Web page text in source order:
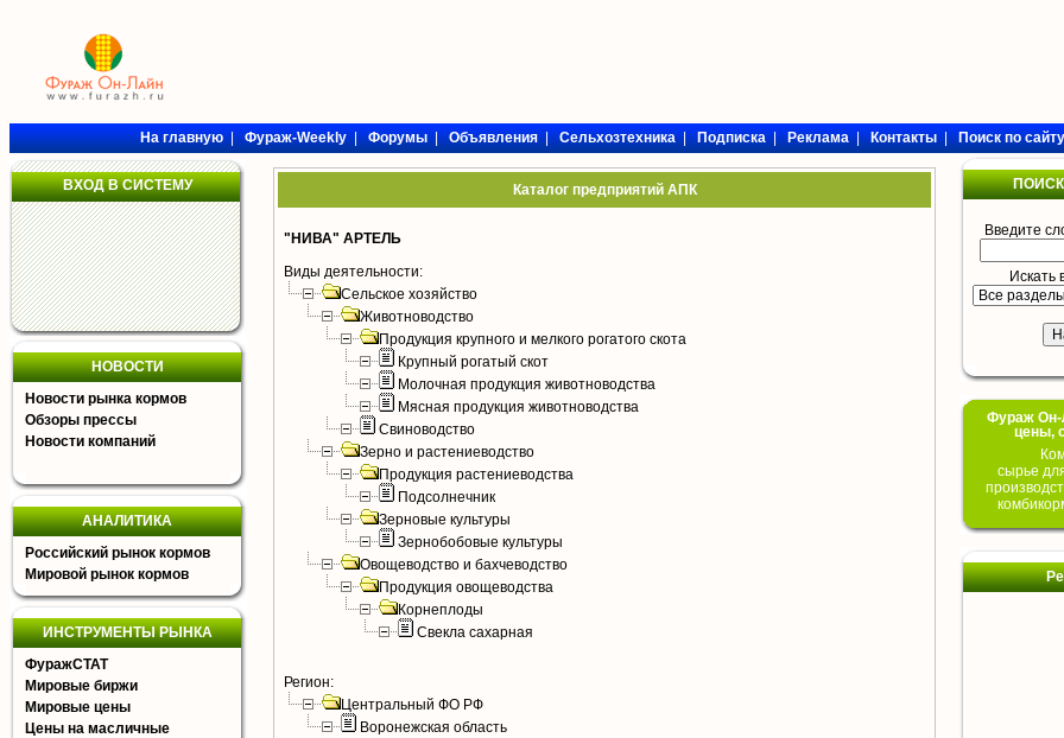
На главную|Фураж-Weekly|Форумы|Объявления|Сельхозтехника|Подписка|Реклама|Контакты|Поиск по сайту
ВХОД В СИСТЕМУ
НОВОСТИ
Новости рынка кормов
Обзоры прессы
Новости компаний
АНАЛИТИКА
Российский рынок кормов
Мировой рынок кормов
ИНСТРУМЕНТЫ РЫНКА
ФуражСТАТ
Мировые биржи
Мировые цены
Цены на масличные
Каталог предприятий АПК
"НИВА" АРТЕЛЬ
Виды деятельности:
Сельское хозяйство
Животноводство
Продукция крупного и мелкого рогатого скота
Крупный рогатый скот
Молочная продукция животноводства
Мясная продукция животноводства
Свиноводство
Зерно и растениеводство
Продукция растениеводства
Подсолнечник
Зерновые культуры
Зернобобовые культуры
Овощеводство и бахчеводство
Продукция овощеводства
Корнеплоды
Свекла сахарная
Регион:
Центральный ФО РФ
Воронежская область
Введите
Искать
Фураж Он-
цены,
сырье